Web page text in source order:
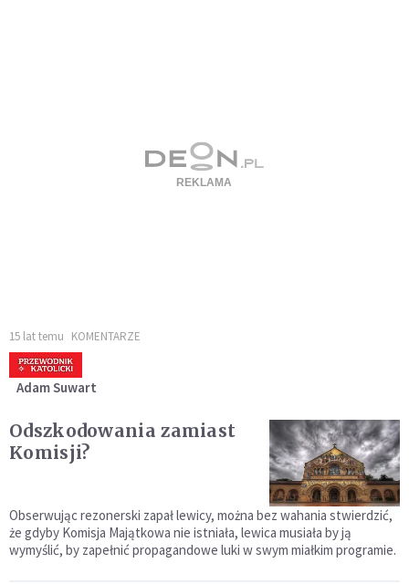
15 lat temu KOMENTARZE
Adam Suwart
Odszkodowania zamiast
Komisji?
Obserwując rezonerski zapał lewicy, można bez wahania stwierdzić,
że gdyby Komisja Majątkowa nie istniała, lewica musiała by ją
wymyślić, by zapełnić propagandowe luki w swym miałkim programie.